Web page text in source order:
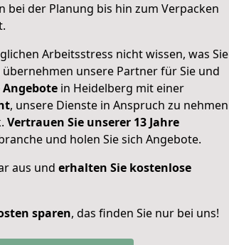
bei der Planung bis hin zum Verpacken
Arbeitsstress nicht wissen, was Sie
unsere Partner für Sie und
in Heidelberg mit einer
, unsere Dienste in Anspruch zu nehmen
Vertrauen Sie unserer 13 Jahre
und holen Sie sich Angebote.
aus und erhalten Sie kostenlose
sparen, das finden Sie nur bei uns!